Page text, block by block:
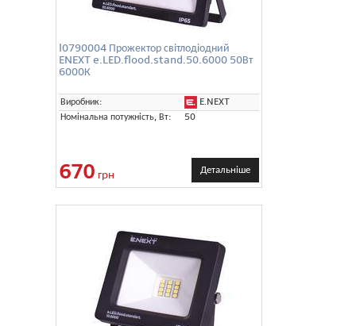
l0790004 Прожектор світлодіодний
ENEXT e.LED.flood.stand.50.6000 50Вт
6000К
Виробник:
E.NEXT
Номінальна потужність, Вт:
50
670 грн Детальніше